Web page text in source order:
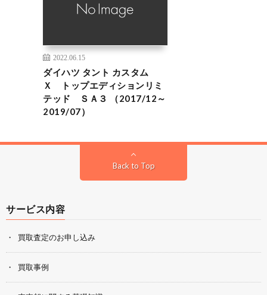
2022.06.15
ダイハツ タント カスタム
Ｘ トップエディションリミ
テッド ＳＡ３ （2017/12～
2019/07）
Back to Top
サービス内容
買取査定のお申し込み
買取事例